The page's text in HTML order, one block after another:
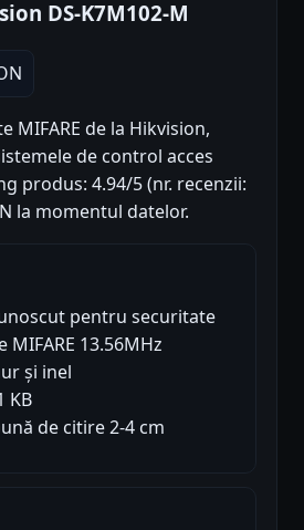
DS-K7M102-M
MIFARE de la Hikvision,
de control acces
produs: 4.94/5 (nr. recenzii:
la momentul datelor.
pentru securitate
MIFARE 13.56MHz
și inel
KB
de citire 2-4 cm